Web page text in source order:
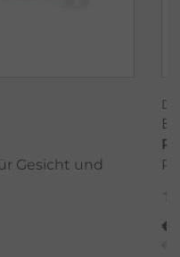
Gesicht und
€
€